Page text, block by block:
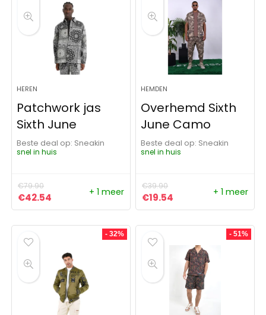
HEREN
Patchwork jas
Sixth June
Beste deal op:
Sneakin
snel in huis
€79.90
Oorspronkelijke prijs was: €79.90.
€42.54 Huidige prijs is: €42.54.
+ 1 meer
HEMDEN
Overhemd Sixth
June Camo
Beste deal op:
Sneakin
snel in huis
€39.90
Oorspronkelijke prijs
€19.54 Huidige prijs is:
+ 1 meer
- 32% - 51%